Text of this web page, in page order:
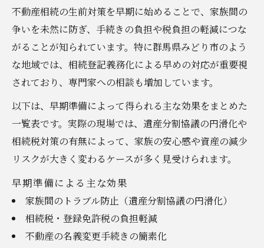
不動産相続の生前対策を早期に始めることで、家族間の
争いを未然に防ぎ、手続きの負担や税負担の軽減につな
がることが知られています。特に群馬県みどり市のよう
な地域では、相続登記義務化による早めの対応が重要視
されており、専門家への相談も増加しています。
以下は、早期準備によって得られる主な効果をまとめた
一覧表です。実際の現場では、遺産分割協議の円滑化や
相続税対策の有無によって、家族の安心感や資産の減少
リスクが大きく変わるケースが多く見受けられます。
早期準備による主な効果
家族間のトラブル防止（遺産分割協議の円滑化）
相続税・登録免許税の負担軽減
不動産の名義変更手続きの簡素化